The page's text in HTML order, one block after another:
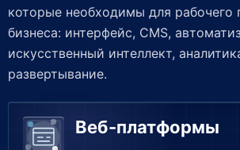
которые необходимы для рабочего
бизнеса: интерфейс, CMS,
искусственный интеллект,
развертывание.
Веб-платформы